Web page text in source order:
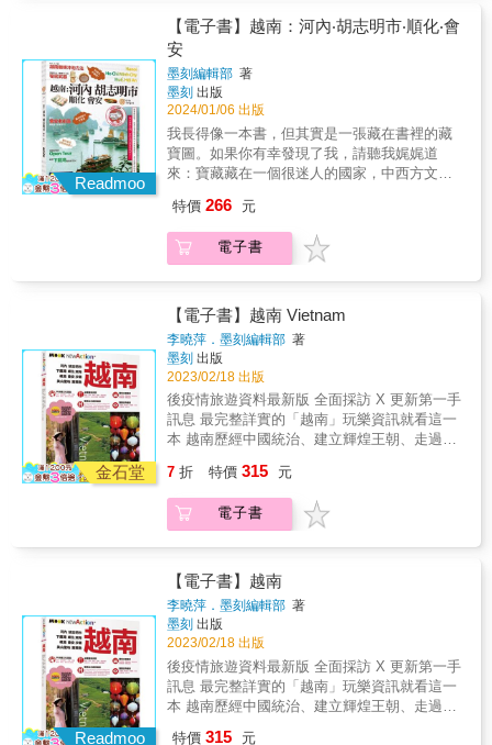
宿美食情報，讓想前往越南的人能夠充分享受
經濟又自由的旅程。
越最大商業都市峴港，自古以來作為重要的國
際貿易港而繁榮興盛，近年持續開發度假中
心，是一座正受到矚目的頂級海灘度假區。海
上絲路會安，融合中國南方建築特色，古城街
道也被列為世界遺產。阮朝古都順化，平靜、
沉穩充滿懷舊氣氛，漫步在這座城市中，宛如
回到王朝時代⋯⋯ 北越越南首都河內，歷史悠
久的寺廟訴說著千年歷史、保留著法國殖民時
越南首屈一指的風景名勝下龍灣、世界遺產城
勝地沙霸⋯⋯ 除了豐富而完整的景點介紹，並
輔以詳細的交通和地圖，再加上經濟實惠的住
宿美食情報，讓想前往越南的人能夠充分享受
經濟又自由的旅程。
方法！ ◎不用買票也能享受胡志明市的無敵景
觀！ ★路上我會和你分享有趣的事 ◎咦，天主
教堂裡怎麼會有香爐？ ◎來看世界最大的還劍
鱉，神話裡的神龜難道是真的？ ◎既是行宮又
是陵墓，皇帝死前死後都住這？！ ◎讓越南女
人婀娜多姿的秘密武器是？ ◎一點都不和平的
非軍事區？ ★引領著你前往藏寶處 走到哪提醒
到哪：該怎麼省錢？怎麼玩才節省時間？什麼
交通工具比較方便？路線該怎麼安排？什麼地
方值得欣賞？為什麼要去？ ★尋寶路上的沿途
東南亞古文明的瑰寶；順化京城有中國文化的
傳承；胡志明市的第一郡處處流露出法國文化
的影響， ★簡單易懂的藏寶圖 好多好多藝術
搭配圖片和地圖解說，看得輕鬆、更好理解！&
★冒險路上還是要吃好買好 美食和購物是旅行
中不可或缺的元素，本書選出離景點不遠的人
氣店家，方便行程的安排，替旅行畫上更豐富
的色彩。
Readmoo
【電子書】越南：河內‧胡志明市‧順化‧會
安
墨刻編輯部 著
墨刻 出版
2024/01/06 出版
我長得像一本書，但其實是一張藏在書裡的藏
寶圖。如果你有幸發現了我，請聽我娓娓道
來：寶藏藏在一個很迷人的國家，中西方文化
很平易近人，聽起來很神奇吧，趕快啟程吧，
帶上我，我會引領你把寶藏帶回來的。 ★路上
我會給你貼心的提醒 ◎進入會安老街區到底需
方法！ ◎不用買票也能享受胡志明市的無敵景
觀！ ★路上我會和你分享有趣的事 ◎咦，天主
教堂裡怎麼會有香爐？ ◎來看世界最大的還劍
鱉，神話裡的神龜難道是真的？ ◎既是行宮又
是陵墓，皇帝死前死後都住這？！ ◎讓越南女
人婀娜多姿的秘密武器是？ ◎一點都不和平的
非軍事區？ ★引領著你前往藏寶處 走到哪提醒
到哪：該怎麼省錢？怎麼玩才節省時間？什麼
交通工具比較方便？路線該怎麼安排？什麼地
風光 下龍灣的自然風光舉世無雙；美山聖地是
東南亞古文明的瑰寶；順化京城有中國文化的
傳承；胡志明市的第一郡處處流露出法國文化
的影響， ★簡單易懂的藏寶圖 好多好多藝術
品、古蹟、建築都不知道該怎麼欣賞嘛？本書
搭配圖片和地圖解說，看得輕鬆、更好理解！&
★冒險路上還是要吃好買好 美食和購物是旅行
中不可或缺的元素，本書選出離景點不遠的人
氣店家，方便行程的安排，替旅行畫上更豐富
的色彩。
特價 266 元
電子書
金石堂
【電子書】越南 Vietnam
李曉萍．墨刻編輯部 著
墨刻 出版
2023/02/18 出版
後疫情旅遊資料最新版 全面採訪 X 更新第一手
訊息 最完整詳實的「越南」玩樂資訊就看這一
本 越南歷經中國統治、建立輝煌王朝、走過法
特又迷人的文化，中法越混血基因注入當地生
活的每個細節， 夾在街頭的越式法國三明治
裡、藏在越文寫的中式對聯中、飄過天主教堂
讓越南搖身一變，成為炙手可熱的旅遊市場。
挺過疫情衝擊，後疫時代的越南逐漸恢復正常
生活， 北部千年古都河內、中部新興度假城峴
港、以及南部不夜城胡志明市的旅遊人口再
現。 本書以北、中、南三大城分區，全方位導
入熱騰騰的第一手越南資訊， 介紹區域中各城
景點、挑出不為人知的趣事奇聞、更新交通門
票訊息、提供在地體驗活動、以及吃住買攻略
等， 加上各式各樣的叮嚀提醒與清楚詳細的地
7 折 特價 315 元
電子書
Readmoo
【電子書】越南
李曉萍．墨刻編輯部 著
墨刻 出版
2023/02/18 出版
後疫情旅遊資料最新版 全面採訪 X 更新第一手
訊息 最完整詳實的「越南」玩樂資訊就看這一
本 越南歷經中國統治、建立輝煌王朝、走過法
特價 315 元